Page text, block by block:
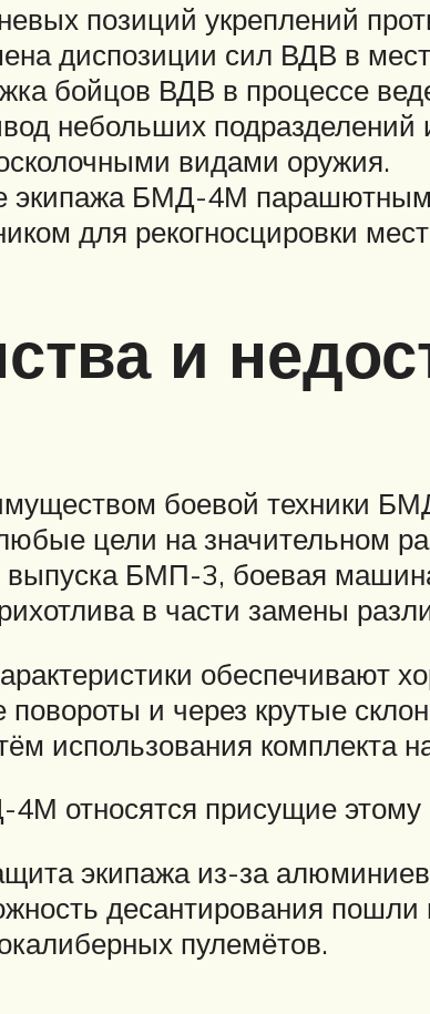
позиций укреплений
диспозиции сил ВДВ в
бойцов ВДВ в процессе
небольших
видами оружия.
экипажа БМД-4М
для рекогносцировки
и
боевой техники
цели на значительном
БМП-3, боевая машина
в части замены
обеспечивают
повороты и через крутые
использования комплекта
относятся присущие этому
экипажа из-за
десантирования пошли
пулемётов.